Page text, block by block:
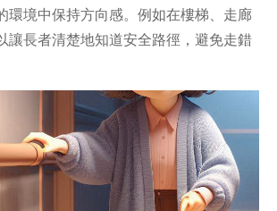
環境中保持方向感。例如在樓梯、走廊
讓長者清楚地知道安全路徑，避免走錯